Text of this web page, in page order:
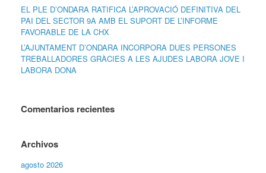
EL PLE D’ONDARA RATIFICA L’APROVACIÓ DEFINITIVA DEL
PAI DEL SECTOR 9A AMB EL SUPORT DE L’INFORME
FAVORABLE DE LA CHX
L’AJUNTAMENT D’ONDARA INCORPORA DUES PERSONES
TREBALLADORES GRÀCIES A LES AJUDES LABORA JOVE I
LABORA DONA
Comentarios recientes
Archivos
agosto 2026